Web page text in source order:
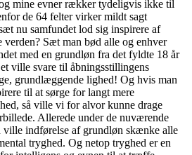
mine evner rækker tydeligvis ikke til
de 64 felter virker mildt sagt
nu samfundet lod sig inspirere af
verden? Sæt man bød alle og enhver
med en grundløn fra det fyldte 18 år
ville svare til åbningsstillingens
grundlæggende lighed! Og hvis man
til at sørge for langt mere
så ville vi for alvor kunne drage
Allerede under de nuværende
indførelse af grundløn skænke alle
tryghed. Og netop tryghed er en